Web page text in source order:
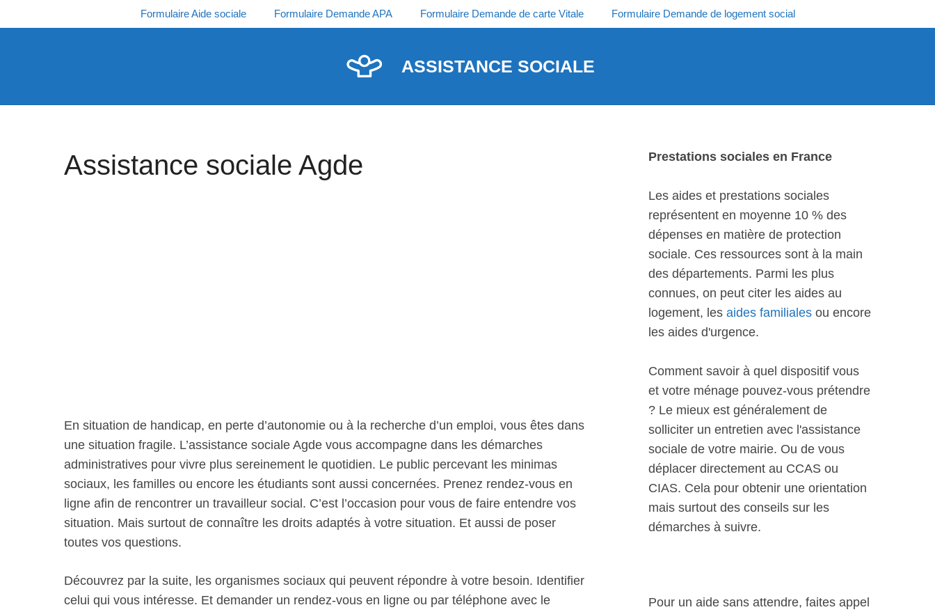
au
Formulaire Aide sociale Formulaire Demande APA Formulaire Demande de carte Vitale Formulaire Demande de logement social
ASSISTANCE SOCIALE
Assistance sociale Agde
En situation de handicap, en perte d’autonomie ou à la recherche d’un emploi, vous êtes dans
une situation fragile. L’assistance sociale Agde vous accompagne dans les démarches
administratives pour vivre plus sereinement le quotidien. Le public percevant les minimas
sociaux, les familles ou encore les étudiants sont aussi concernées. Prenez rendez-vous en
ligne afin de rencontrer un travailleur social. C’est l’occasion pour vous de faire entendre vos
situation. Mais surtout de connaître les droits adaptés à votre situation. Et aussi de poser
toutes vos questions.
Découvrez par la suite, les organismes sociaux qui peuvent répondre à votre besoin. Identifier
celui qui vous intéresse. Et demander un rendez-vous en ligne ou par téléphone avec le
Prestations sociales en France
Les aides et prestations sociales
représentent en moyenne 10 % des
dépenses en matière de protection
sociale. Ces ressources sont à la main
des départements. Parmi les plus
connues, on peut citer les aides au
logement, les aides familiales ou encore
les aides d'urgence.
Comment savoir à quel dispositif vous
et votre ménage pouvez-vous prétendre
? Le mieux est généralement de
solliciter un entretien avec l'assistance
sociale de votre mairie. Ou de vous
déplacer directement au CCAS ou
CIAS. Cela pour obtenir une orientation
mais surtout des conseils sur les
démarches à suivre.
Pour un aide sans attendre, faites appel